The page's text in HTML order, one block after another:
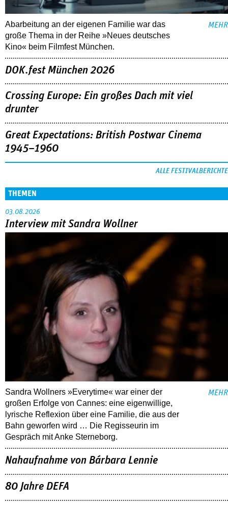
Abarbeitung an der eigenen Familie war das
große Thema in der Reihe »Neues deutsches
Kino« beim Filmfest München.
MEHR
DOK.fest München 2026
Crossing Europe: Ein großes Dach mit viel
drunter
Great Expectations: British Postwar Cinema
1945–1960
ALLE FESTIVALBERICHTE
THEMEN
03.08.2026
Interview mit Sandra Wollner
Sandra Wollners »Everytime« war einer der
großen Erfolge von Cannes: eine eigenwillige,
lyrische Reflexion über eine ­Familie, die aus der
Bahn geworfen wird … Die Regisseurin im
Gespräch mit Anke Sterneborg.
MEHR
Nahaufnahme von Bárbara Lennie
80 Jahre DEFA